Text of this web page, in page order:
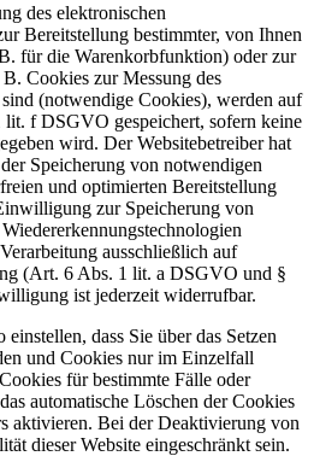
des elektronischen
Bereitstellung bestimmter, von Ihnen
für die Warenkorbfunktion) oder zur
Cookies zur Messung des
(notwendige Cookies), werden auf
f DSGVO gespeichert, sofern keine
wird. Der Websitebetreiber hat
Speicherung von notwendigen
und optimierten Bereitstellung
zur Speicherung von
ausschließlich auf
(Art. 6 Abs. 1 lit. a DSGVO und §
ist jederzeit widerrufbar.
dass Sie über das Setzen
und Cookies nur im Einzelfall
für bestimmte Fälle oder
automatische Löschen der Cookies
aktivieren. Bei der Deaktivierung von
dieser Website eingeschränkt sein.